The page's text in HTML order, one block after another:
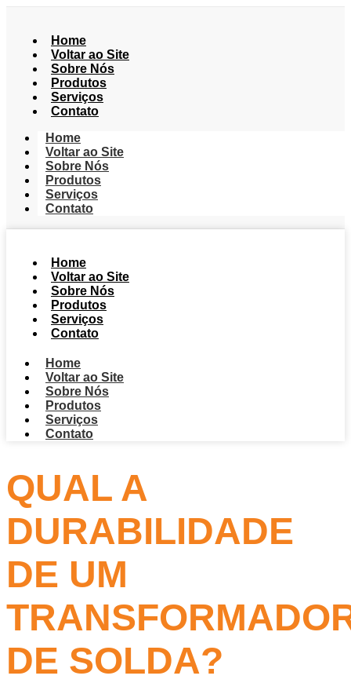
Home
Voltar ao Site
Sobre Nós
Produtos
Serviços
Contato
Home
Voltar ao Site
Sobre Nós
Produtos
Serviços
Contato
Home
Voltar ao Site
Sobre Nós
Produtos
Serviços
Contato
Home
Voltar ao Site
Sobre Nós
Produtos
Serviços
Contato
QUAL A
DURABILIDADE
DE UM
DE SOLDA?